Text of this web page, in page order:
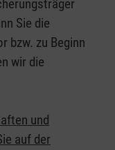
Sie die
bzw. zu Beginn
wir die
und
auf der